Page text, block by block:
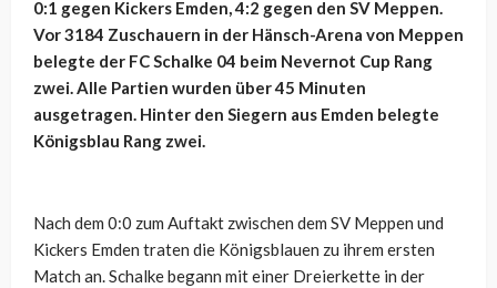
0:1 gegen Kickers Emden, 4:2 gegen den SV Meppen.
Vor 3184 Zuschauern in der Hänsch-Arena von Meppen
belegte der FC Schalke 04 beim Nevernot Cup Rang
zwei. Alle Partien wurden über 45 Minuten
ausgetragen. Hinter den Siegern aus Emden belegte
Königsblau Rang zwei.
Nach dem 0:0 zum Auftakt zwischen dem SV Meppen und
Kickers Emden traten die Königsblauen zu ihrem ersten
Match an. Schalke begann mit einer Dreierkette in der